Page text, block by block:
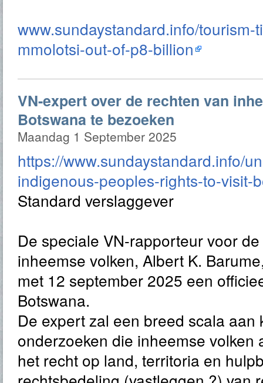
www.sundaystandard.info/
mmolotsi-out-of-p8-billion
VN-expert over de rechten van
Botswana te bezoeken
Maandag 1 September 2025
https://www.sundaystandard.info/
indigenous-peoples-rights-to-visit-
Standard verslaggever
De speciale VN-rapporteur voor
inheemse volken, Albert K.
met 12 september 2025 een
Botswana.
De expert zal een breed scala aan
onderzoeken die inheemse volken
het recht op land, territoria en